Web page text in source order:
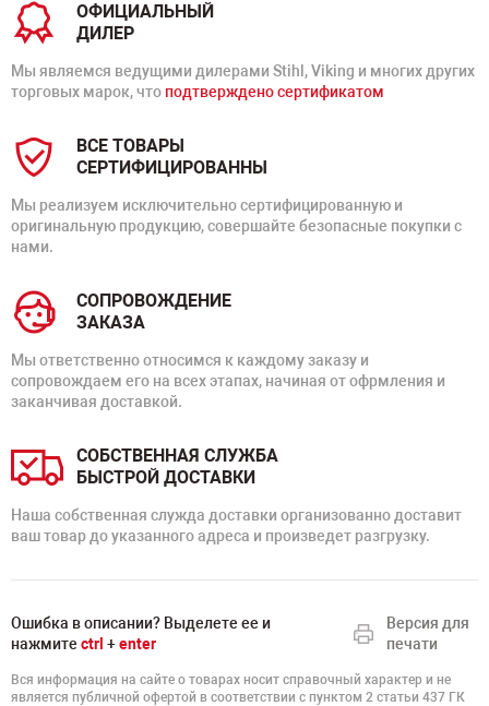
ОФИЦИАЛЬНЫЙ
ДИЛЕР
Мы являемся ведущими дилерами Stihl, Viking и многих других
торговых марок, что подтверждено сертификатом
ВСЕ ТОВАРЫ
СЕРТИФИЦИРОВАННЫ
Мы реализуем исключительно сертифицированную и
оригинальную продукцию, совершайте безопасные покупки с
нами.
СОПРОВОЖДЕНИЕ
ЗАКАЗА
Мы ответственно относимся к каждому заказу и
сопровождаем его на всех этапах, начиная от офрмления и
заканчивая доставкой.
СОБСТВЕННАЯ СЛУЖБА
БЫСТРОЙ ДОСТАВКИ
Наша собственная служда доставки организованно доставит
ваш товар до указанного адреса и произведет разгрузку.
Ошибка в описании? Выделете ее и
нажмите ctrl +enter
Версия для
печати
Вся информация на сайте о товарах носит справочный характер и не
является публичной офертой в соответствии с пунктом 2 статьи 437 ГК